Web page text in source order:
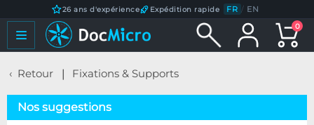
26 ans d'expérience Expédition rapide FR / EN
0
Retour Fixations & Supports
Nos suggestions